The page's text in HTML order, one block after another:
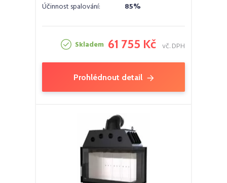
Účinnost spalování:
85%
Skladem 61 755 Kč vč. DPH
Prohlédnout detail